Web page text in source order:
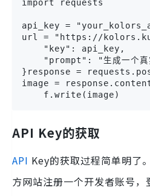
import requests
api_key =
url = "https://
    "key": api_key,
"prompt": "生成一个真
}response =
image =
    f.write(image)
API Key的获取
API Key的获取过程简单明了
方网站注册一个开发者账号